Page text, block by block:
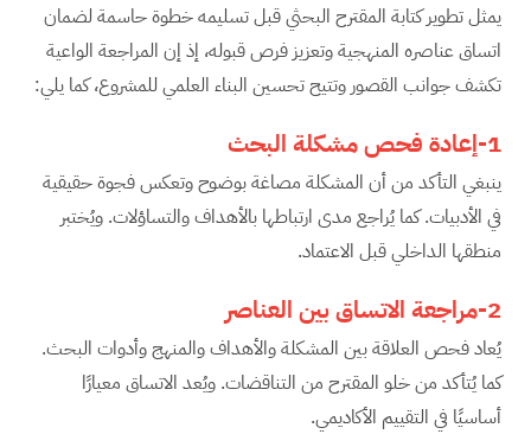
يمثل تطوير كتابة المقترح البحثي قبل تسليمه خطوة حاسمة لضمان
اتساق عناصره المنهجية وتعزيز فرص قبوله، إذ إن المراجعة الواعية
تكشف جوانب القصور وتتيح تحسين البناء العلمي للمشروع، كما يلي:
1-إعادة فحص مشكلة البحث
ينبغي التأكد من أن المشكلة مصاغة بوضوح وتعكس فجوة حقيقية
في الأدبيات. كما يُراجع مدى ارتباطها بالأهداف والتساؤلات. ويُختبر
منطقها الداخلي قبل الاعتماد.
2-مراجعة الاتساق بين العناصر
يُعاد فحص العلاقة بين المشكلة والأهداف والمنهج وأدوات البحث.
كما يُتأكد من خلو المقترح من التناقضات. ويُعد الاتساق معيارًا
أساسيًا في التقييم الأكاديمي.